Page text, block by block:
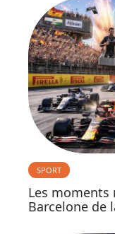
SPORT
Les moments
Barcelone de